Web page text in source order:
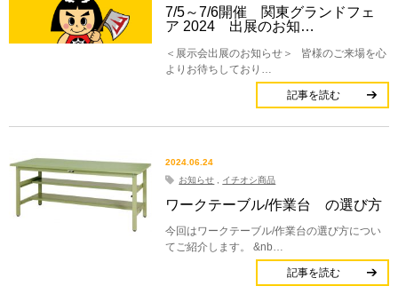
7/5～7/6開催 関東グランドフェ
ア 2024 出展のお知…
＜展示会出展のお知らせ＞ 皆様のご来場を心
よりお待ちしており…
記事を読む
2024.06.24
お知らせ
イチオシ商品
ワークテーブル/作業台 の選び方
今回はワークテーブル/作業台の選び方につい
てご紹介します。 &nb…
記事を読む